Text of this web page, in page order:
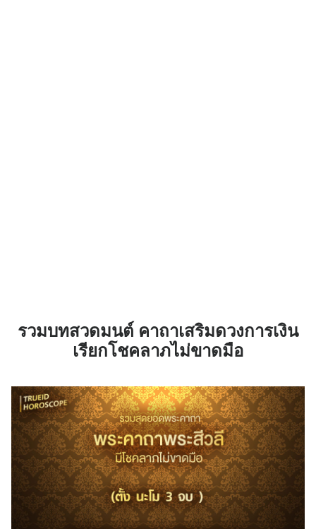
รวมบทสวดมนต์ คาถาเสริมดวงการเงิน
เรียกโชคลาภไม่ขาดมือ